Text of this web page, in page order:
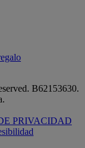
B62153630.
PRIVACIDAD